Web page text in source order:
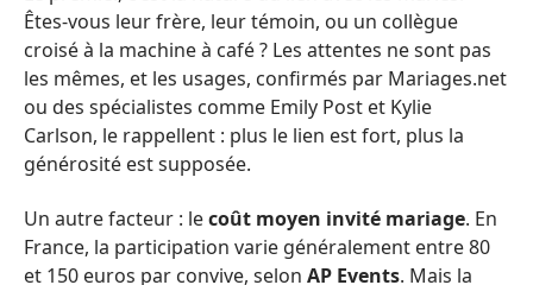
Êtes-vous leur frère, leur témoin, ou un collègue
croisé à la machine à café ? Les attentes ne sont pas
les mêmes, et les usages, confirmés par Mariages.net
ou des spécialistes comme Emily Post et Kylie
Carlson, le rappellent : plus le lien est fort, plus la
générosité est supposée.
Un autre facteur : lecoût moyen invité mariage. En
France, la participation varie généralement entre 80
et 150 euros par convive, selon AP Events. Mais la